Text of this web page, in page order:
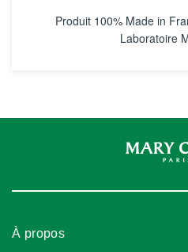
Produit 100% Made in
Laboratoire
À propos